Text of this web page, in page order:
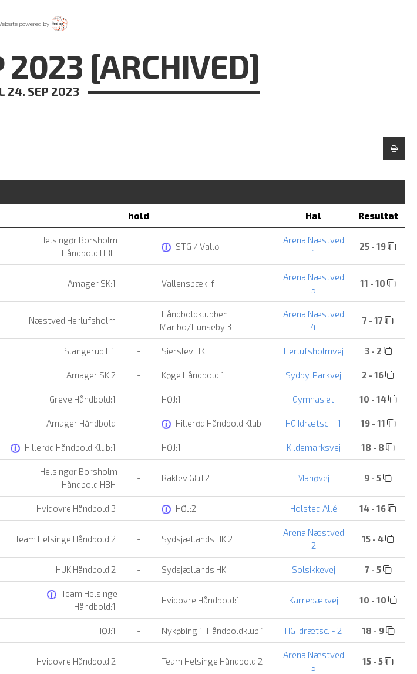
powered by
[ARCHIVED]
24. SEP 2023
hold Hal Resultat
Helsingør Borsholm
Håndbold HBH
- STG / Vallø
Arena Næstved
1
25 - 19
Amager SK:1 - Vallensbæk if
Arena Næstved
5
11 - 10
Næstved Herlufsholm -
Håndboldklubben
Maribo/Hunseby:3
Arena Næstved
4
7 - 17
Slangerup HF - Sierslev HK Herlufsholmvej 3 - 2
Amager SK:2 - Køge Håndbold:1 Sydby, Parkvej 2 - 16
Greve Håndbold:1 - HØJ:1 Gymnasiet 10 - 14
Amager Håndbold - Hillerød Håndbold Klub HG Idrætsc. - 1 19 - 11
Hillerød Håndbold Klub:1 - HØJ:1 Kildemarksvej 18 - 8
Helsingør Borsholm
Håndbold HBH
- Raklev G&I:2 Manøvej 9 - 5
Hvidovre Håndbold:3 - HØJ:2 Holsted Allé 14 - 16
Team Helsinge Håndbold:2 - Sydsjællands HK:2
Arena Næstved
2
15 - 4
HUK Håndbold:2 - Sydsjællands HK Solsikkevej 7 - 5
Team Helsinge
Håndbold:1
- Hvidovre Håndbold:1 Karrebækvej 10 - 10
HØJ:1 - Nykøbing F. Håndboldklub:1 HG Idrætsc. - 2 18 - 9
Hvidovre Håndbold:2 - Team Helsinge Håndbold:2
Arena Næstved
5
15 - 5